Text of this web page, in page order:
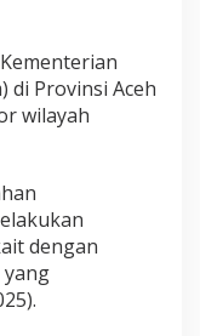
di Provinsi Aceh
wilayah
dengan